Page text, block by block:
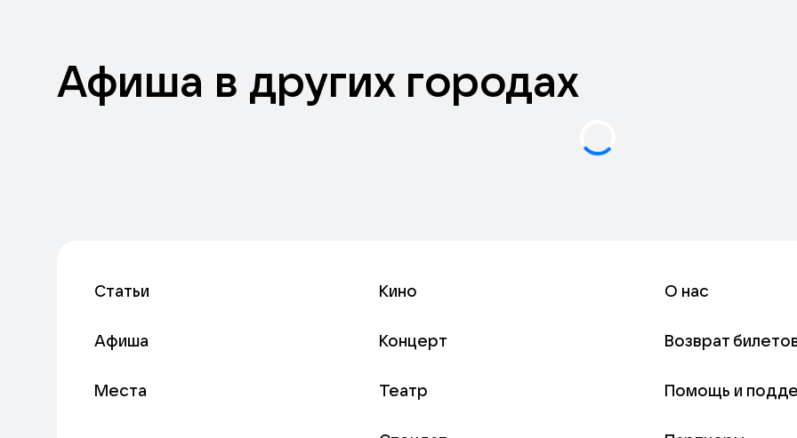
Афиша в других городах
Статьи
Афиша
Места
Кино
Концерт
Театр
О нас
Возврат
Помощь и